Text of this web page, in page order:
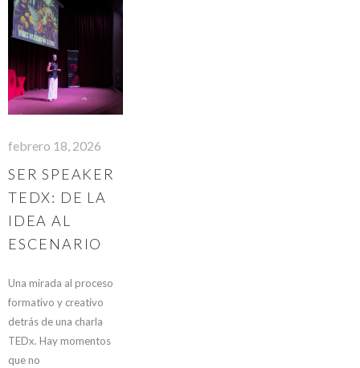
febrero 18, 2026
SER SPEAKER
TEDX: DE LA
IDEA AL
ESCENARIO
Una mirada al proceso
formativo y creativo
detrás de una charla
TEDx. Hay momentos
que no